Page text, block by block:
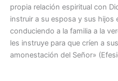
propia relación espiritual con
instruir a su esposa y sus hijos
conduciendo a la familia a la
les instruye para que críen a
amonestación del Señor»